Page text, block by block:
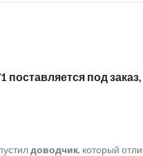
поставляется под
доводчик, который